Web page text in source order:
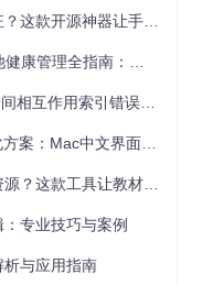
专业技巧与案例
析与应用指南